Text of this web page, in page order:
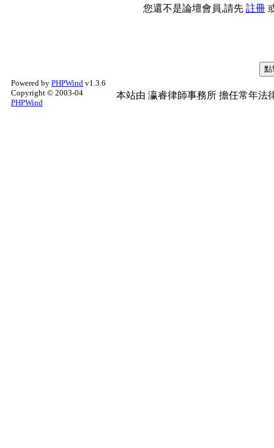
您還不是論壇會員,請先 註冊
Powered by PHPWind v1.3.6
Copyright © 2003-04
PHPWind
本站由 瀛睿律師事務所 擔任常年法